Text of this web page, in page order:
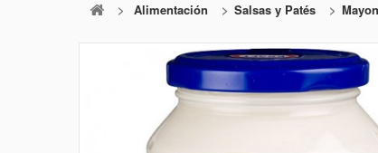
> Alimentación > Salsas y Patés >